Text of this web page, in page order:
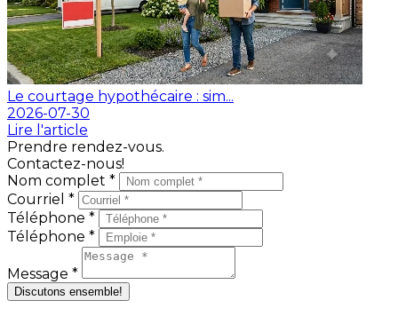
Le courtage hypothécaire : sim...
2026-07-30
Lire l'article
Prendre rendez-vous.
Contactez-nous!
Nom complet *
Courriel *
Téléphone *
Téléphone *
Message *
Discutons ensemble!